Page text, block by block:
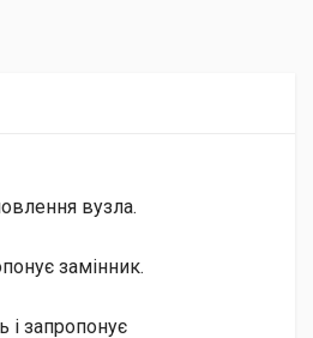
вузла.
замінник.
і запропонує